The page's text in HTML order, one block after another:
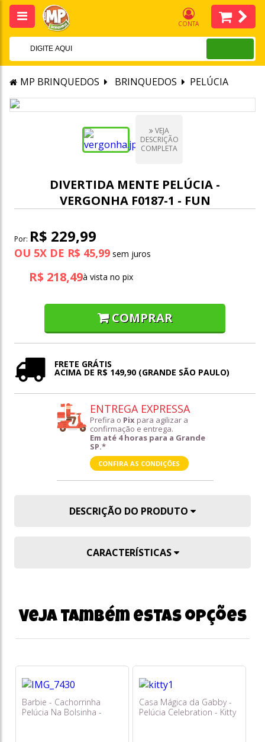
CONTA
MP BRINQUEDOS BRINQUEDOS PELÚCIA
VEJA
DESCRIÇÃO
COMPLETA
DIVERTIDA MENTE PELÚCIA -
VERGONHA F0187-1 - FUN
Por: R$ 229,99
OU 5X DE R$ 45,99
R$ 218,49à vista no pix
COMPRAR
FRETE GRÁTIS
ACIMA DE R$ 149,90 (GRANDE SÃO PAULO)
ENTREGA EXPRESSA
Prefira o Pix para agilizar a
confirmação e entrega.
Em até 4 horas para a Grande
SP.*
CONFIRA AS CONDIÇÕES
DESCRIÇÃO DO PRODUTO
CARACTERÍSTICAS
Veja também estas opções
Barbie - Cachorrinha
Pelúcia Na Bolsinha -
Casa Mágica da Gabby -
Pelúcia Celebration - Kitty